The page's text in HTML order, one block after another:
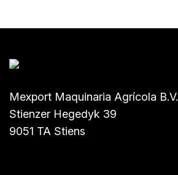
Mexport Maquinaria Agrícola B.V.
Stienzer Hegedyk 39
9051 TA Stiens